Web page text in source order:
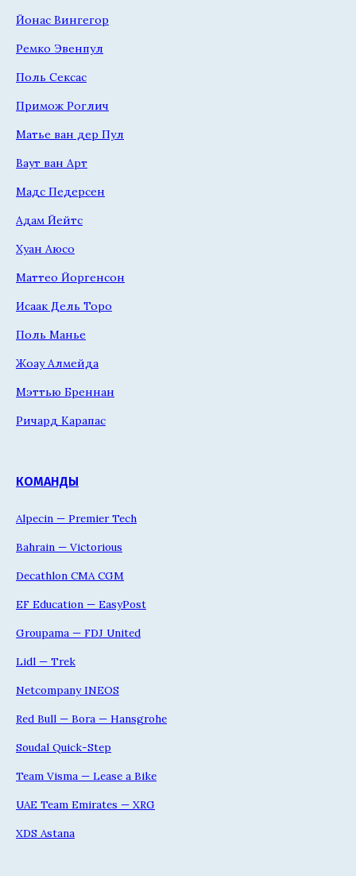
Йонас Вингегор
Ремко Эвенпул
Поль Сексас
Примож Роглич
Матье ван дер Пул
Ваут ван Арт
Мадс Педерсен
Адам Йейтс
Хуан Аюсо
Маттео Йоргенсон
Исаак Дель Торо
Поль Манье
Жоау Алмейда
Мэттью Бреннан
Ричард Карапас
КОМАНДЫ
Alpecin — Premier Tech
Bahrain — Victorious
Decathlon CMA CGM
EF Education — EasyPost
Groupama — FDJ United
Lidl — Trek
Netcompany INEOS
Red Bull — Bora — Hansgrohe
Soudal Quick-Step
Team Visma — Lease a Bike
UAE Team Emirates — XRG
XDS Astana